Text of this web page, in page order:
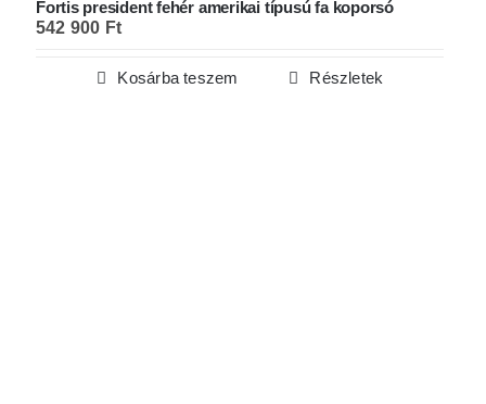
Fortis president fehér amerikai típusú fa koporsó
542 900 Ft
Kosárba teszem Részletek